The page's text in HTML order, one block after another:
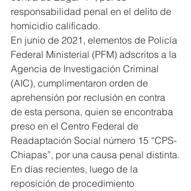
responsabilidad penal en el delito de
homicidio calificado.
En junio de 2021, elementos de Policía
Federal Ministerial (PFM) adscritos a la
Agencia de Investigación Criminal
(AIC), cumplimentaron orden de
aprehensión por reclusión en contra
de esta persona, quien se encontraba
preso en el Centro Federal de
Readaptación Social número 15 “CPS-
Chiapas”, por una causa penal distinta.
En días recientes, luego de la
reposición de procedimiento